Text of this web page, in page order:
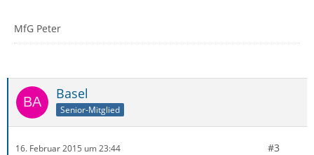
MfG Peter
Basel
Senior-Mitglied
16. Februar 2015 um 23:44 #3